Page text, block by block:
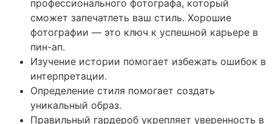
профессионального фотографа, который
сможет запечатлеть ваш стиль. Хорошие
фотографии — это ключ к успешной карьере в
пин-ап.
Изучение истории помогает избежать ошибок в
интерпретации.
Определение стиля помогает создать
уникальный образ.
Правильный гардероб укрепляет уверенность в